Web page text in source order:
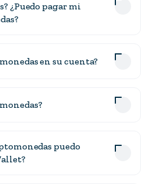
¿Puedo pagar mi
en su cuenta?
puedo